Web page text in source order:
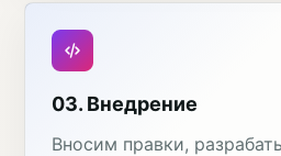
03. Внедрение
Вносим правки,